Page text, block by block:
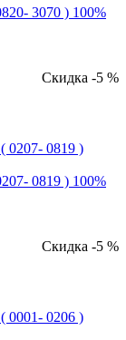
3070 ) 100%
Скидка -5 %
0819 ) 100%
Скидка -5 %